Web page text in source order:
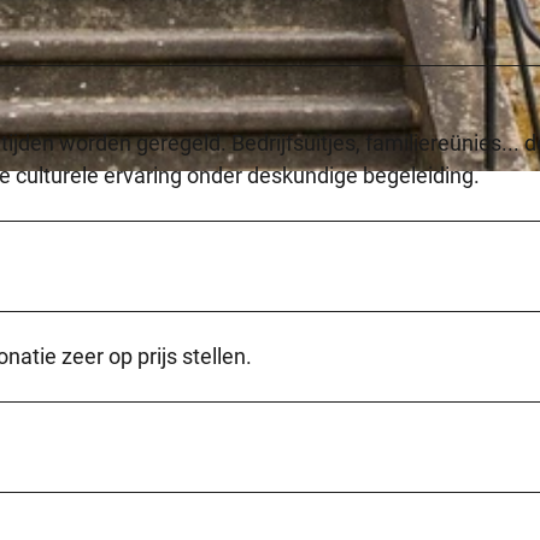
worden geregeld. Bedrijfsuitjes, familiereünies...
culturele ervaring onder deskundige begeleiding.
zeer op prijs stellen.